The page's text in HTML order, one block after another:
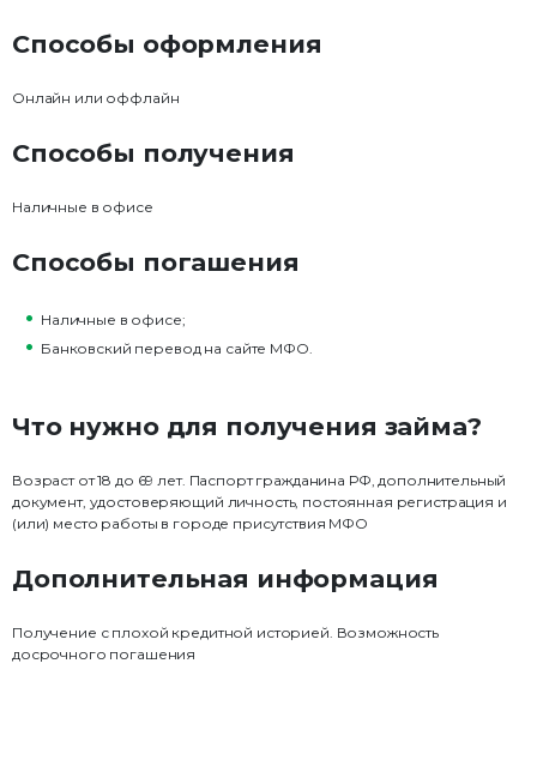
Способы оформления
Онлайн или оффлайн
Способы получения
Наличные в офисе
Способы погашения
Наличные в офисе;
Банковский перевод на сайте МФО.
Что нужно для получения займа?
Возраст от 18 до 69 лет. Паспорт гражданина РФ, дополнительный
документ, удостоверяющий личность, постоянная регистрация и
(или) место работы в городе присутствия МФО
Дополнительная информация
Получение с плохой кредитной историей. Возможность
досрочного погашения